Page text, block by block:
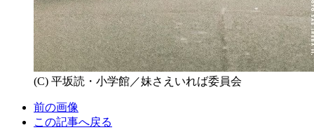
(C) 平坂読・小学館／妹さえいれば委員会
前の画像
この記事へ戻る